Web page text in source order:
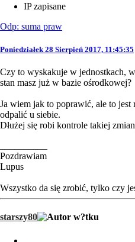
IP zapisane
Odp: suma praw
Poniedziałek 28 Sierpień 2017, 11:45:35
Czy to wyskakuje w jednostkach,
stan masz już w bazie ośrodkowej?
Ja wiem jak to poprawić, ale to
odpalić u siebie.
Dłużej się robi kontrole takiej
Pozdrawiam
Lupus
Wszystko da się zrobić, tylko czy
starszy80